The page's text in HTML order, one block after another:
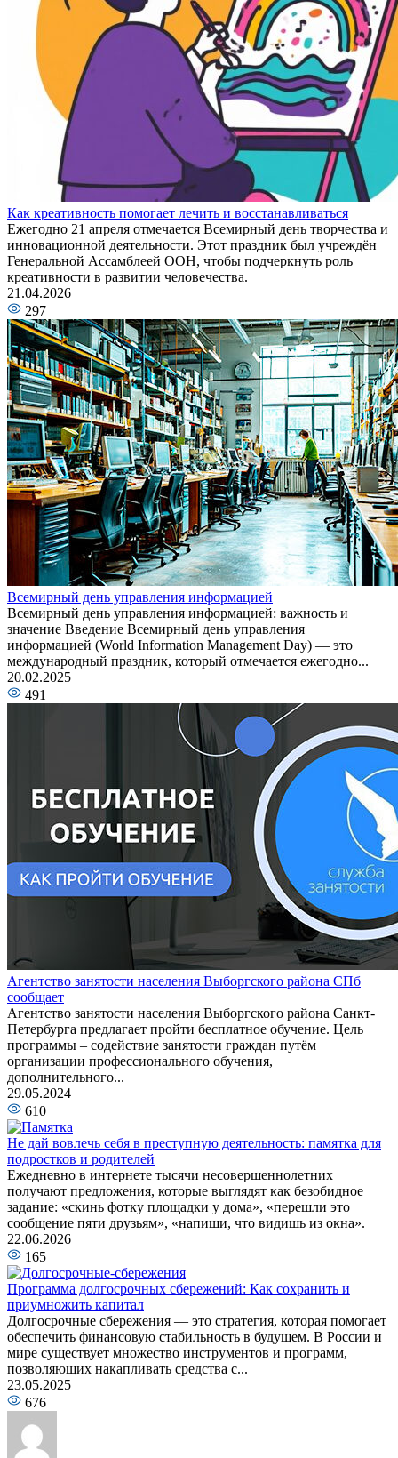
Как креативность помогает лечить и восстанавливаться
Ежегодно 21 апреля отмечается Всемирный день творчества и
инновационной деятельности. Этот праздник был учреждён
Генеральной Ассамблеей ООН, чтобы подчеркнуть роль
креативности в развитии человечества.
21.04.2026
297
Всемирный день управления информацией
Всемирный день управления информацией: важность и
значение Введение Всемирный день управления
информацией (World Information Management Day) — это
международный праздник, который отмечается ежегодно...
20.02.2025
491
Агентство занятости населения Выборгского района СПб
сообщает
Агентство занятости населения Выборгского района Санкт-
Петербурга предлагает пройти бесплатное обучение. Цель
программы – содействие занятости граждан путём
организации профессионального обучения,
дополнительного...
29.05.2024
610
Не дай вовлечь себя в преступную деятельность: памятка для
подростков и родителей
Ежедневно в интернете тысячи несовершеннолетних
получают предложения, которые выглядят как безобидное
задание: «скинь фотку площадки у дома», «перешли это
сообщение пяти друзьям», «напиши, что видишь из окна».
22.06.2026
165
Программа долгосрочных сбережений: Как сохранить и
приумножить капитал
Долгосрочные сбережения — это стратегия, которая помогает
обеспечить финансовую стабильность в будущем. В России и
мире существует множество инструментов и программ,
позволяющих накапливать средства с...
23.05.2025
676